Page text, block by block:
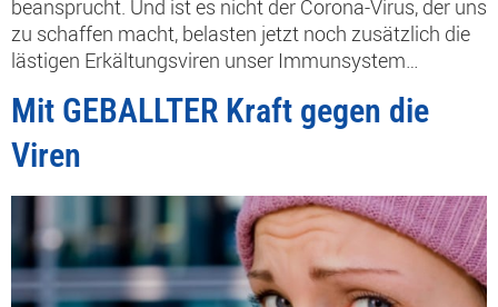
beansprucht. Und ist es nicht der Corona-Virus, der uns
zu schaffen macht, belasten jetzt noch zusätzlich die
lästigen Erkältungsviren unser Immunsystem…
Mit GEBALLTER Kraft gegen die
Viren